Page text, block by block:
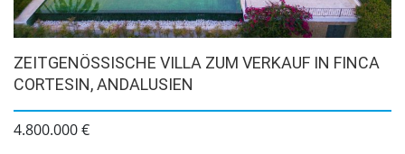
ZEITGENÖSSISCHE VILLA ZUM VERKAUF IN FINCA
CORTESIN, ANDALUSIEN
4.800.000 €